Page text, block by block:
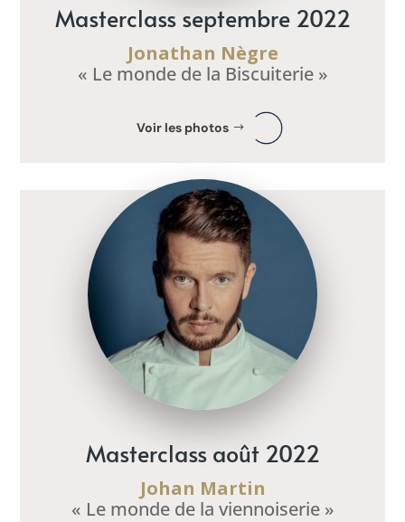
Masterclass septembre 2022
Jonathan Nègre
« Le monde de la Biscuiterie »
Voir les photos
Masterclass août 2022
Johan Martin
« Le monde de la viennoiserie »